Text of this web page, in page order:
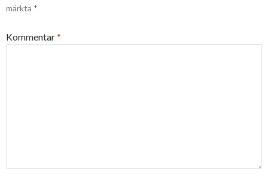
märkta *
Kommentar*